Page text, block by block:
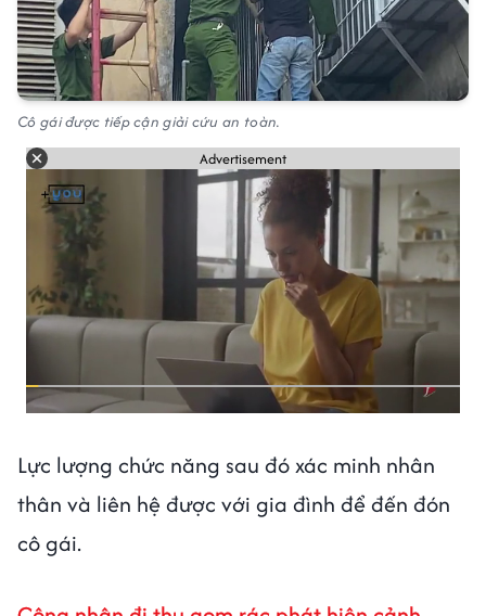
Cô gái được tiếp cận giải cứu an toàn.
Advertisement
Lực lượng chức năng sau đó xác minh nhân
thân và liên hệ được với gia đình để đến đón
cô gái.